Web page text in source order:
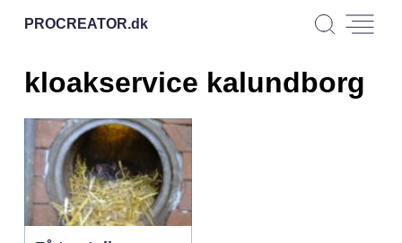
PROCREATOR.dk
kloakservice kalundborg